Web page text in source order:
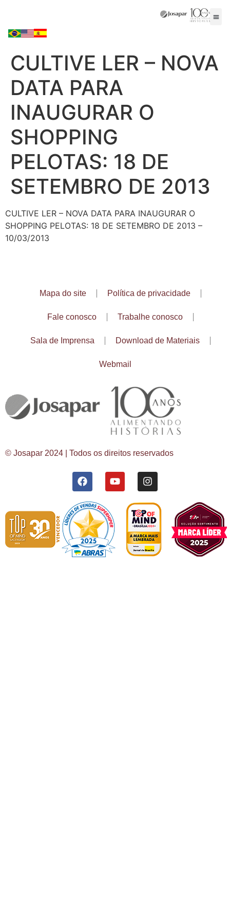
CULTIVE LER – NOVA
DATA PARA
INAUGURAR O
SHOPPING
PELOTAS: 18 DE
SETEMBRO DE 2013
CULTIVE LER – NOVA DATA PARA INAUGURAR O
SHOPPING PELOTAS: 18 DE SETEMBRO DE 2013 –
10/03/2013
Mapa do site Política de privacidade
Fale conosco Trabalhe conosco
Sala de Imprensa Download de Materiais
Webmail
© Josapar 2024 | Todos os direitos reservados